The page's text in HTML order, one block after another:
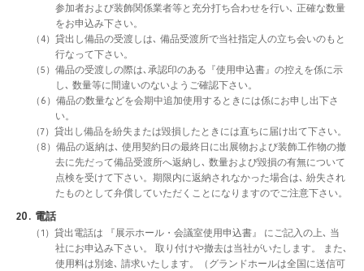
参加者および装飾関係業者等と充分打ち合わせを行い､ 正確な数量
をお申込み下さい。
（4）貸出し備品の受渡しは､ 備品受渡所で当社指定人の立ち会いのもと
行なって下さい。
（5）備品の受渡しの際は､承認印のある『使用申込書』の控えを係に示
し､ 数量等に間違いのないようご確認下さい。
（6）備品の数量などを会期中追加使用するときには係にお申し出下さ
い。
（7）貸出し備品を紛失または毀損したときには直ちに届け出て下さい。
（8）備品の返納は､ 使用契約日の最終日に出展物および装飾工作物の撤
去に先だって備品受渡所へ返納し､ 数量および毀損の有無について
点検を受けて下さい。期限内に返納されなかった場合は､ 紛失され
たものとして弁償していただくことになりますのでご注意下さい。
20. 電話
（1）貸出電話は 『展示ホール・会議室使用申込書』 にご記入の上､ 当
社にお申込み下さい。 取り付けや撤去は当社がいたします。 また､
使用料は別途､ 請求いたします。（グランドホールは全国に送信可